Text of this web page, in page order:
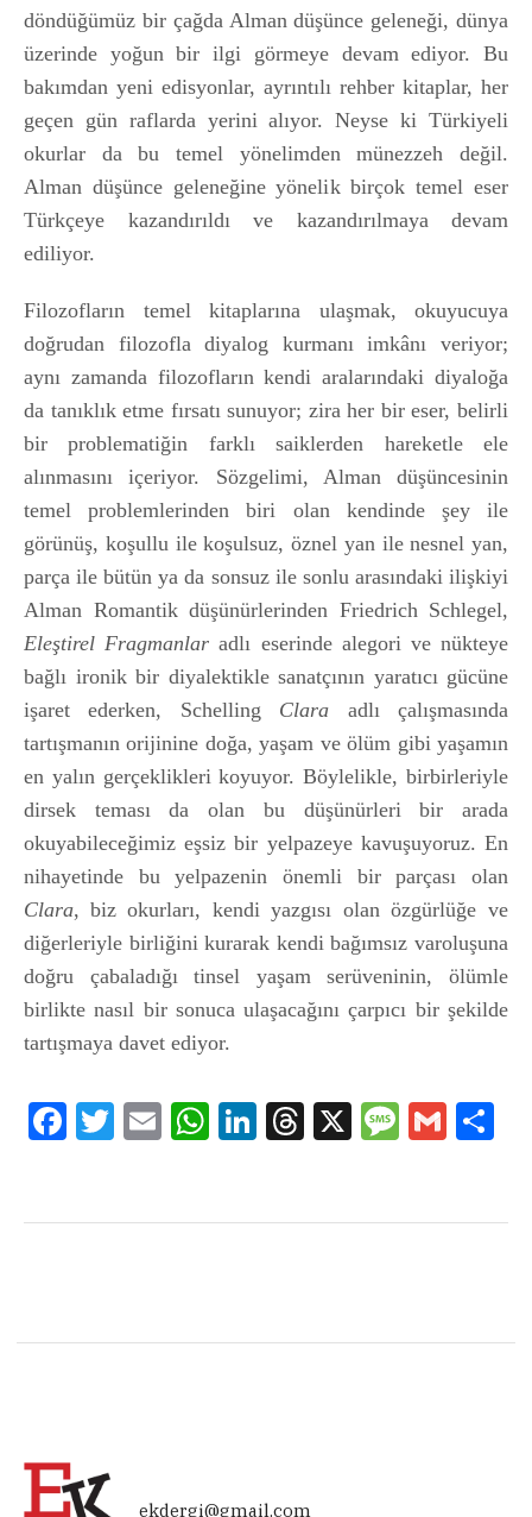
döndüğümüz bir çağda Alman düşünce geleneği, dünya
üzerinde yoğun bir ilgi görmeye devam ediyor. Bu
bakımdan yeni edisyonlar, ayrıntılı rehber kitaplar, her
geçen gün raflarda yerini alıyor. Neyse ki Türkiyeli
okurlar da bu temel yönelimden münezzeh değil.
Alman düşünce geleneğine yönelik birçok temel eser
Türkçeye kazandırıldı ve kazandırılmaya devam
ediliyor.
Filozofların temel kitaplarına ulaşmak, okuyucuya
doğrudan filozofla diyalog kurmanı imkânı veriyor;
aynı zamanda filozofların kendi aralarındaki diyaloğa
da tanıklık etme fırsatı sunuyor; zira her bir eser, belirli
bir problematiğin farklı saiklerden hareketle ele
alınmasını içeriyor. Sözgelimi, Alman düşüncesinin
temel problemlerinden biri olan kendinde şey ile
görünüş, koşullu ile koşulsuz, öznel yan ile nesnel yan,
parça ile bütün ya da sonsuz ile sonlu arasındaki ilişkiyi
Alman Romantik düşünürlerinden Friedrich Schlegel,
Eleştirel Fragmanlar adlı eserinde alegori ve nükteye
bağlı ironik bir diyalektikle sanatçının yaratıcı gücüne
işaret ederken, Schelling Clara adlı çalışmasında
tartışmanın orijinine doğa, yaşam ve ölüm gibi yaşamın
en yalın gerçeklikleri koyuyor. Böylelikle, birbirleriyle
dirsek teması da olan bu düşünürleri bir arada
okuyabileceğimiz eşsiz bir yelpazeye kavuşuyoruz. En
nihayetinde bu yelpazenin önemli bir parçası olan
Clara, biz okurları, kendi yazgısı olan özgürlüğe ve
diğerleriyle birliğini kurarak kendi bağımsız varoluşuna
doğru çabaladığı tinsel yaşam serüveninin, ölümle
birlikte nasıl bir sonuca ulaşacağını çarpıcı bir şekilde
tartışmaya davet ediyor.
FacebookTwitterEmail WhatsAppLinkedInThreads
X Message
Gmail
ekdergi@gmail.com